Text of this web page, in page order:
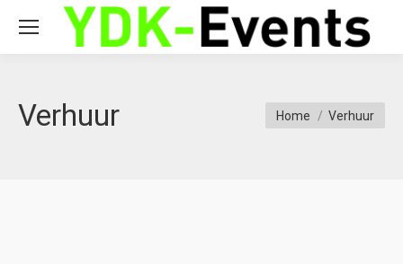
Verhuur You are here:
Home Verhuur